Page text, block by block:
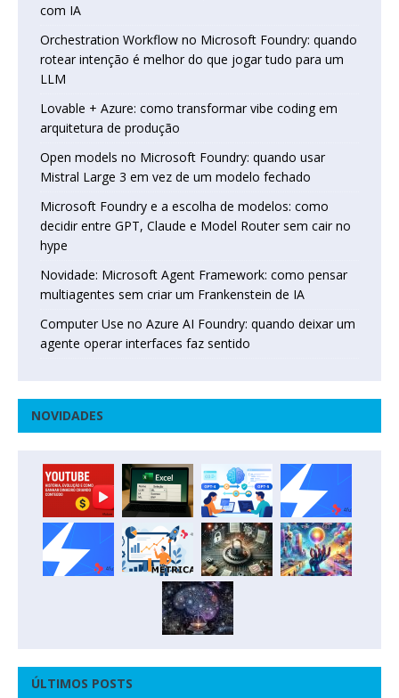
com IA
Orchestration Workflow no Microsoft Foundry: quando
rotear intenção é melhor do que jogar tudo para um
LLM
Lovable + Azure: como transformar vibe coding em
arquitetura de produção
Open models no Microsoft Foundry: quando usar
Mistral Large 3 em vez de um modelo fechado
Microsoft Foundry e a escolha de modelos: como
decidir entre GPT, Claude e Model Router sem cair no
hype
Novidade: Microsoft Agent Framework: como pensar
multiagentes sem criar um Frankenstein de IA
Computer Use no Azure AI Foundry: quando deixar um
agente operar interfaces faz sentido
NOVIDADES
ÚLTIMOS POSTS